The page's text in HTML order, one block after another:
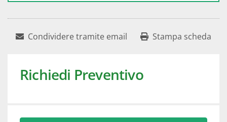
Condividere tramite email Stampa scheda
Richiedi Preventivo